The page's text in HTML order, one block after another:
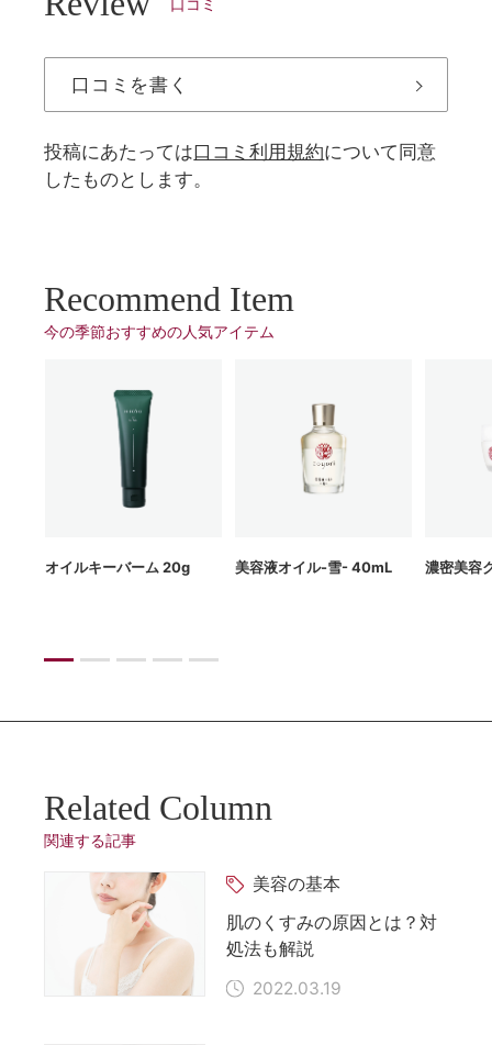
口コミを書く
投稿にあたっては口コミ利用規約について同意
したものとします。
Recommend Item
今の季節おすすめの⼈気アイテム
オイルキーバーム 20g 美容液オイル-雪- 40mL 濃密美容
Related Column
関連する記事
美容の基本
肌のくすみの原因とは？対
処法も解説
2022.03.19